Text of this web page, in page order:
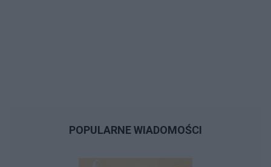
POPULARNE WIADOMOŚCI